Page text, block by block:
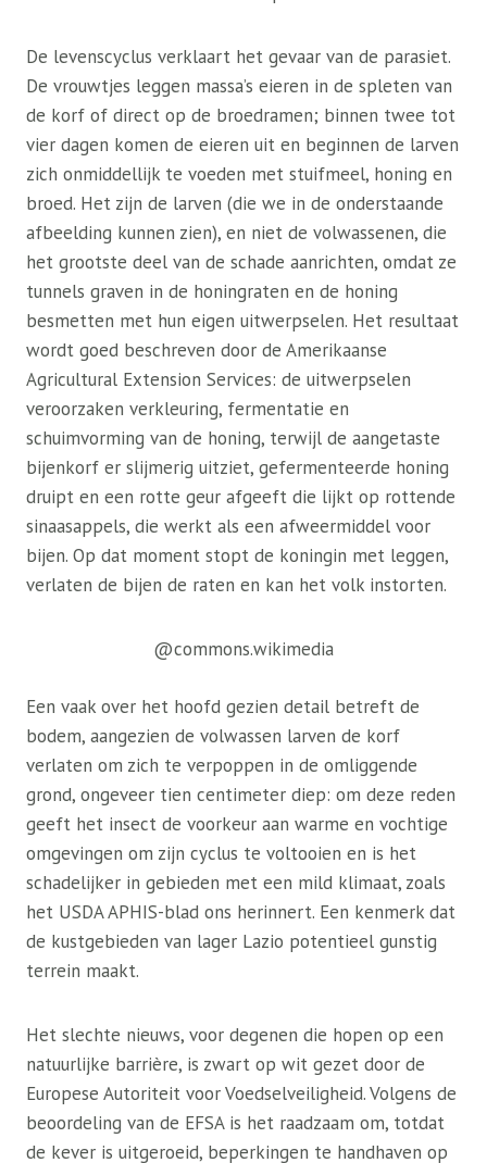
De levenscyclus verklaart het gevaar van de parasiet.
De vrouwtjes leggen massa’s eieren in de spleten van
de korf of direct op de broedramen; binnen twee tot
vier dagen komen de eieren uit en beginnen de larven
zich onmiddellijk te voeden met stuifmeel, honing en
broed. Het zijn de larven (die we in de onderstaande
afbeelding kunnen zien), en niet de volwassenen, die
het grootste deel van de schade aanrichten, omdat ze
tunnels graven in de honingraten en de honing
besmetten met hun eigen uitwerpselen. Het resultaat
wordt goed beschreven door de Amerikaanse
Agricultural Extension Services: de uitwerpselen
veroorzaken verkleuring, fermentatie en
schuimvorming van de honing, terwijl de aangetaste
bijenkorf er slijmerig uitziet, gefermenteerde honing
druipt en een rotte geur afgeeft die lijkt op rottende
sinaasappels, die werkt als een afweermiddel voor
bijen. Op dat moment stopt de koningin met leggen,
verlaten de bijen de raten en kan het volk instorten.
@commons.wikimedia
Een vaak over het hoofd gezien detail betreft de
bodem, aangezien de volwassen larven de korf
verlaten om zich te verpoppen in de omliggende
grond, ongeveer tien centimeter diep: om deze reden
geeft het insect de voorkeur aan warme en vochtige
omgevingen om zijn cyclus te voltooien en is het
schadelijker in gebieden met een mild klimaat, zoals
het USDA APHIS-blad ons herinnert. Een kenmerk dat
de kustgebieden van lager Lazio potentieel gunstig
terrein maakt.
Het slechte nieuws, voor degenen die hopen op een
natuurlijke barrière, is zwart op wit gezet door de
Europese Autoriteit voor Voedselveiligheid. Volgens de
beoordeling van de EFSA is het raadzaam om, totdat
de kever is uitgeroeid, beperkingen te handhaven op